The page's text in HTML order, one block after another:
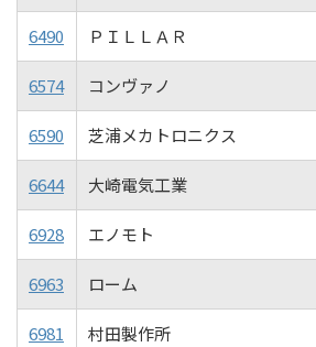
6490 ＰＩＬＬＡＲ
6574 コンヴァノ
6590 芝浦メカトロニクス
6644 大崎電気工業
6928 エノモト
6963 ローム
6981 村田製作所